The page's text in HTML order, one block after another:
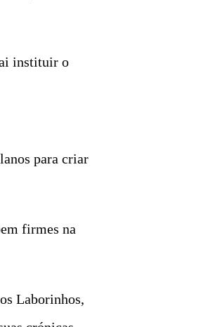
instituir o
para criar
firmes na
Laborinhos,